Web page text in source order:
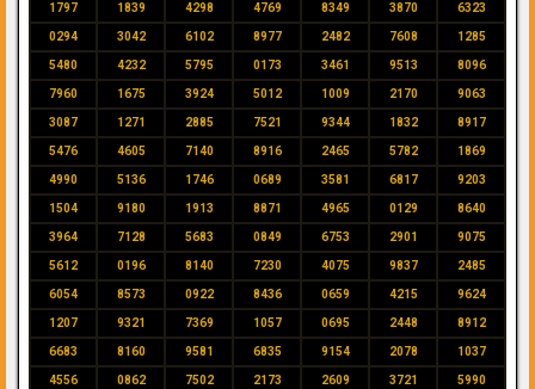
1797 1839 4298 4769 8349 3870 6323
0294 3042 6102 8977 2482 7608 1285
5480 4232 5795 0173 3461 9513 8096
7960 1675 3924 5012 1009 2170 9063
3087 1271 2885 7521 9344 1832 8917
5476 4605 7140 8916 2465 5782 1869
4990 5136 1746 0689 3581 6817 9203
1504 9180 1913 8871 4965 0129 8640
3964 7128 5683 0849 6753 2901 9075
5612 0196 8140 7230 4075 9837 2485
6054 8573 0922 8436 0659 4215 9624
1207 9321 7369 1057 0695 2448 8912
6683 8160 9581 6835 9154 2078 1037
4556 0862 7502 2173 2609 3721 5990